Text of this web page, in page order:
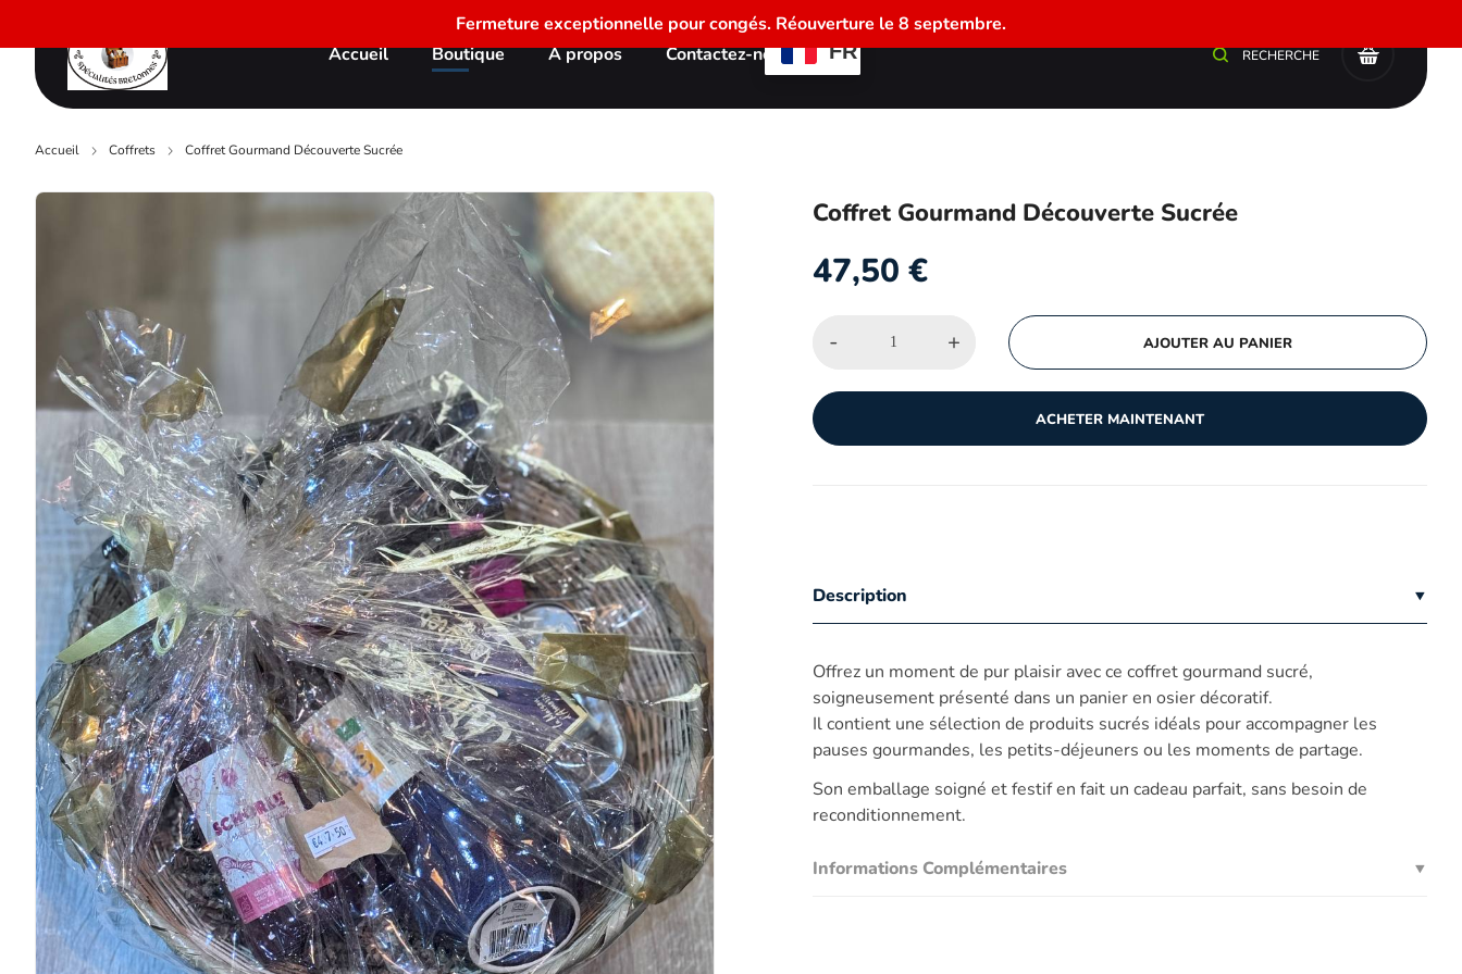
Fermeture exceptionnelle pour congés. Réouverture le 8 septembre.
Accueil
Boutique À propos Contactez-nous FR RECHERCHE
Accueil Coffrets Coffret Gourmand Découverte Sucrée
Coffret Gourmand Découverte Sucrée
47,50 €
- + AJOUTER AU PANIER
ACHETER MAINTENANT
Description
Offrez un moment de pur plaisir avec ce coffret gourmand sucré,
soigneusement présenté dans un panier en osier décoratif.
Il contient une sélection de produits sucrés idéals pour accompagner les
pauses gourmandes, les petits-déjeuners ou les moments de partage.
Son emballage soigné et festif en fait un cadeau parfait, sans besoin de
reconditionnement.
Informations Complémentaires